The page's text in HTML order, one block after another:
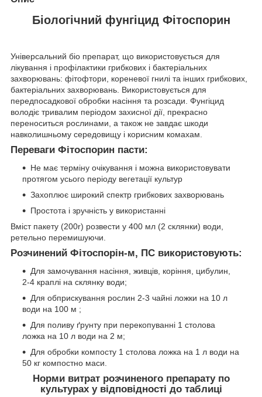
Біологічний фунгіцид Фітоспорин
Універсальний біо препарат, що використовується для
лікування і профілактики грибкових і бактеріальних
захворювань: фітофтори, кореневої гнилі та інших грибкових,
бактеріальних захворювань. Використовується для
передпосадкової обробки насіння та розсади. Фунгіцид
володіє тривалим періодом захисної дії, прекрасно
переноситься рослинами, а також не завдає шкоди
навколишньому середовищу і корисним комахам.
Переваги Фітоспорин пасти:
Не має терміну очікування і можна використовувати
протягом усього періоду вегетації культур
Захоплює широкий спектр грибкових захворювань
Простота і зручність у використанні
Вміст пакету (200r) розвести у 400 мл (2 склянки) води,
ретельно перемишуючи.
Розчинений Фітоспорін-м, ПС використовують:
Для замочування насіння, живців, коріння, цибулин,
2-4 краплі на склянку води;
Для обприскування рослин 2-3 чайні ложки на 10 л
води на 100 м ;
Для поливу ґрунту при перекопуванні 1 столова
ложка на 10 л води на 2 м;
Для обробки компосту 1 столова ложка на 1 л води на
50 кг компостно маси.
Норми витрат розчиненого препарату по
культурах у відповідності до таблиці